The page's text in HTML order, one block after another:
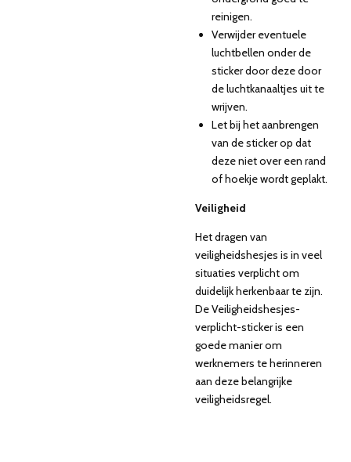
reinigen.
Verwijder eventuele
luchtbellen onder de
sticker door deze door
de luchtkanaaltjes uit te
wrijven.
Let bij het aanbrengen
van de sticker op dat
deze niet over een rand
of hoekje wordt geplakt.
Veiligheid
Het dragen van
veiligheidshesjes is in veel
situaties verplicht om
duidelijk herkenbaar te zijn.
De Veiligheidshesjes-
verplicht-sticker is een
goede manier om
werknemers te herinneren
aan deze belangrijke
veiligheidsregel.